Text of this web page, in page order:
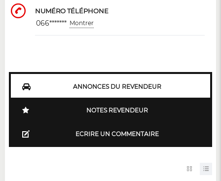
NUMÉRO TÉLÉPHONE
066******* Montrer
ANNONCES DU REVENDEUR
NOTES REVENDEUR
ECRIRE UN COMMENTAIRE